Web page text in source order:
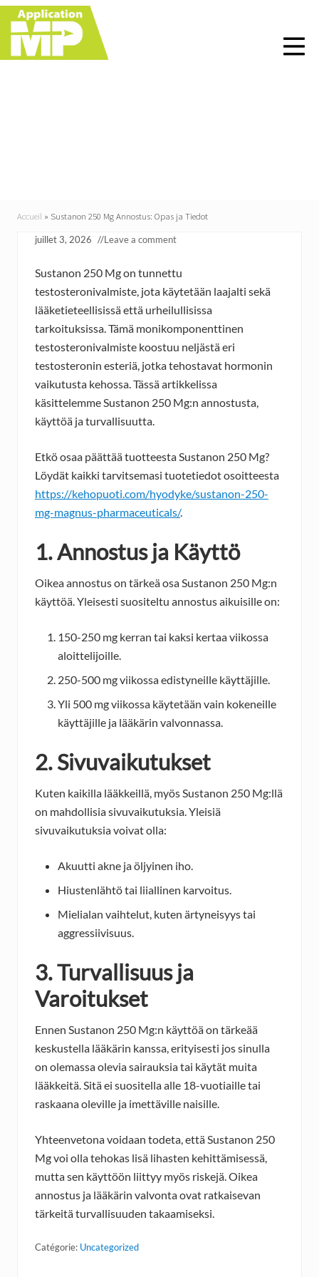
Menu
Skip
right
header
Skip
main
content
Skip
primary
sidebar
Skip
footer
Accueil » Sustanon 250 Mg Annostus: Opas ja Tiedot
juillet 3, 2026 //Leave a comment
Sustanon 250 Mg on tunnettu
testosteronivalmiste, jota käytetään laajalti sekä
lääketieteellisissä että urheilullisissa
tarkoituksissa. Tämä monikomponenttinen
testosteronivalmiste koostuu neljästä eri
testosteronin esteriä, jotka tehostavat hormonin
vaikutusta kehossa. Tässä artikkelissa
käsittelemme Sustanon 250 Mg:n annostusta,
käyttöä ja turvallisuutta.
Etkö osaa päättää tuotteesta Sustanon 250 Mg?
Löydät kaikki tarvitsemasi tuotetiedot osoitteesta
https://kehopuoti.com/hyodyke/sustanon-250-
mg-magnus-pharmaceuticals/.
1. Annostus ja Käyttö
Oikea annostus on tärkeä osa Sustanon 250 Mg:n
käyttöä. Yleisesti suositeltu annostus aikuisille on:
150-250 mg kerran tai kaksi kertaa viikossa
aloittelijoille.
250-500 mg viikossa edistyneille käyttäjille.
Yli 500 mg viikossa käytetään vain kokeneille
käyttäjille ja lääkärin valvonnassa.
2. Sivuvaikutukset
Kuten kaikilla lääkkeillä, myös Sustanon 250 Mg:llä
on mahdollisia sivuvaikutuksia. Yleisiä
sivuvaikutuksia voivat olla:
Akuutti akne ja öljyinen iho.
Hiustenlähtö tai liiallinen karvoitus.
Mielialan vaihtelut, kuten ärtyneisyys tai
aggressiivisuus.
3. Turvallisuus ja
Varoitukset
Ennen Sustanon 250 Mg:n käyttöä on tärkeää
keskustella lääkärin kanssa, erityisesti jos sinulla
on olemassa olevia sairauksia tai käytät muita
lääkkeitä. Sitä ei suositella alle 18-vuotiaille tai
raskaana oleville ja imettäville naisille.
Yhteenvetona voidaan todeta, että Sustanon 250
Mg voi olla tehokas lisä lihasten kehittämisessä,
mutta sen käyttöön liittyy myös riskejä. Oikea
annostus ja lääkärin valvonta ovat ratkaisevan
tärkeitä turvallisuuden takaamiseksi.
Catégorie: Uncategorized